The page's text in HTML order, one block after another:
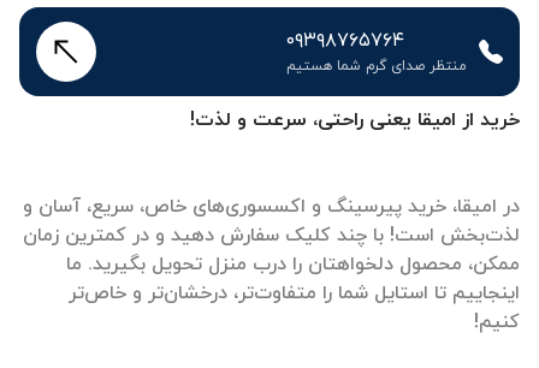
خرید از امیقا یعنی راحتی، سرعت و لذت!
در امیقا، خرید پیرسینگ و اکسسوری‌های خاص، سریع، آسان و
لذت‌بخش است! با چند کلیک سفارش دهید و در کمترین زمان
ممکن، محصول دلخواهتان را درب منزل تحویل بگیرید. ما
اینجاییم تا استایل شما را متفاوت‌تر، درخشان‌تر و خاص‌تر
۰۹۳۹۸۷۶۵۷۶۴
منتظر صدای گرم شما هستیم